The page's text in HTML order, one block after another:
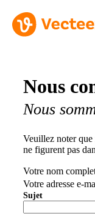
Nous
Nous
Veuillez noter
ne figurent pas
Votre nom
Votre adresse e-
Sujet